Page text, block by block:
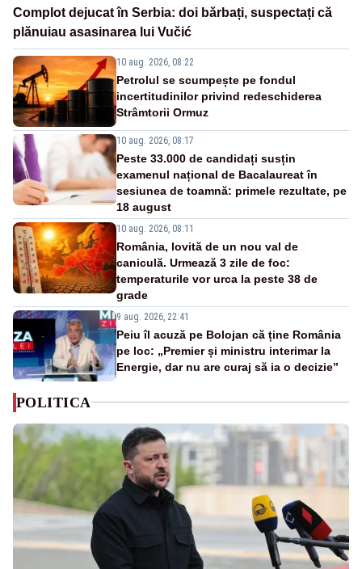
Complot dejucat în Serbia: doi bărbați, suspectați că
plănuiau asasinarea lui Vučić
10 aug. 2026, 08:22
Petrolul se scumpește pe fondul
incertitudinilor privind redeschiderea
Strâmtorii Ormuz
10 aug. 2026, 08:17
Peste 33.000 de candidați susțin
examenul național de Bacalaureat în
sesiunea de toamnă: primele rezultate, pe
18 august
10 aug. 2026, 08:11
România, lovită de un nou val de
caniculă. Urmează 3 zile de foc:
temperaturile vor urca la peste 38 de
grade
9 aug. 2026, 22:41
Peiu îl acuză pe Bolojan că ține România
pe loc: „Premier și ministru interimar la
Energie, dar nu are curaj să ia o decizie”
POLITICA